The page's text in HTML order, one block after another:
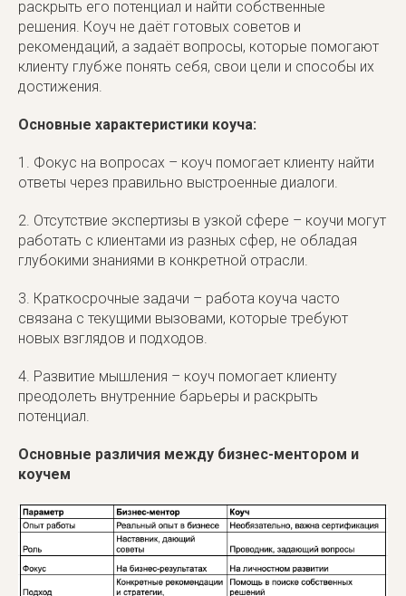
раскрыть его потенциал и найти собственные
решения. Коуч не даёт готовых советов и
рекомендаций, а задаёт вопросы, которые помогают
клиенту глубже понять себя, свои цели и способы их
достижения.
Основные характеристики коуча:
1. Фокус на вопросах – коуч помогает клиенту найти
ответы через правильно выстроенные диалоги.
2. Отсутствие экспертизы в узкой сфере – коучи могут
работать с клиентами из разных сфер, не обладая
глубокими знаниями в конкретной отрасли.
3. Краткосрочные задачи – работа коуча часто
связана с текущими вызовами, которые требуют
новых взглядов и подходов.
4. Развитие мышления – коуч помогает клиенту
преодолеть внутренние барьеры и раскрыть
потенциал.
Основные различия между бизнес-ментором и
коучем